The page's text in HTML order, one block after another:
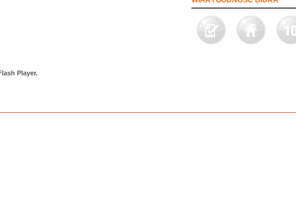
Player.